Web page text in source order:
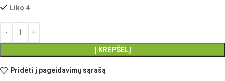
Liko 4
Į KREPŠELĮ
Pridėti į pageidavimų sąrašą